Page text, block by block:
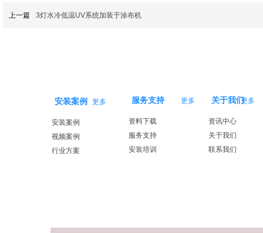
上一篇 3灯水冷低温UV系统加装于涂布机
安装案例 更多
安装案例
视频案例
行业方案
服务支持 更多
资料下载
服务支持
安装培训
关于我们更多
资讯中心
关于我们
联系我们